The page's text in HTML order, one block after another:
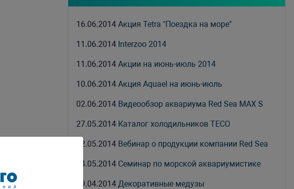
16.06.2014Акция Tetra "Поездка на море"
11.06.2014 Interzoo 2014
11.06.2014Акции на июнь-июль 2014
10.06.2014Акция Aquael на июнь-июль
02.06.2014 Видеообзор аквариума Red Sea MAX S
27.05.2014 Каталог холодильников TECO
22.05.2014 Вебинар о продукции компании Red Sea
14.05.2014 Семинар по морской аквариумистике
29.04.2014Декоративные медузы